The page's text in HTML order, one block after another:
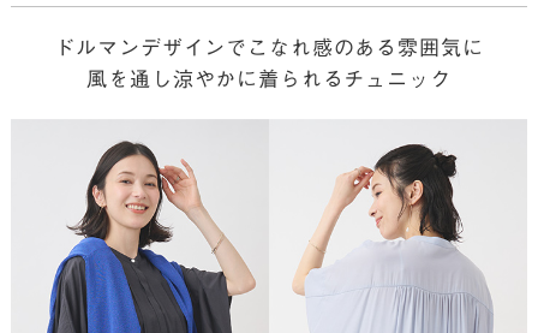
ドルマンデザインでこなれ感のある雰囲気に
風を通し涼やかに着られるチュニック